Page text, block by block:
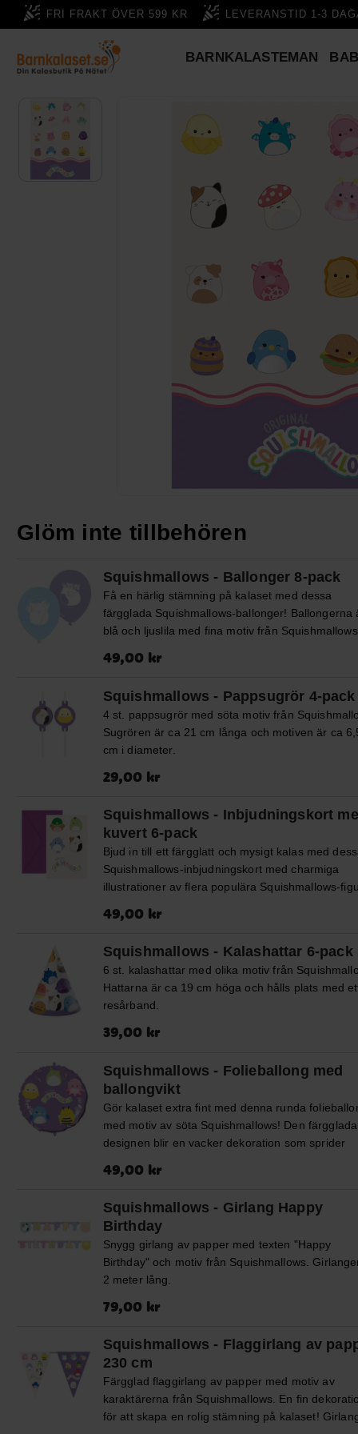
FRI FRAKT ÖVER 599 KR LEVERANSTID 1-3
BARNKALASTEMAN
Glöm inte tillbehören
Squishmallows - Ballonger 8-pack
Få en härlig stämning på kalaset med dessa
färgglada Squishmallows-ballonger! Ballongerna
blå och ljuslila med fina motiv från
Ballongerna blir ca 30 cm i diameter när dom är
du blåser upp med luft rekommenderar vi att du
använder en ballongpump.
Pris :49,00 kr
49,00 kr
Squishmallows - Pappsugrör 4-pack
4 st. pappsugrör med söta motiv från
Sugrören är ca 21 cm långa och motiven är ca
cm i diameter.
Pris :29,00 kr
29,00 kr
Squishmallows - Inbjudningskort
kuvert 6-pack
Bjud in till ett färgglatt och mysigt kalas med
Squishmallows-inbjudningskort med charmiga
illustrationer av flera populära Squishmallows-
karaktärerna. I förpackningen ingår även sex lila
för Squishmallows-tema
Pris :49,00 kr
49,00 kr
Squishmallows - Kalashattar 6-pack
6 st. kalashattar med olika motiv från
Hattarna är ca 19 cm höga och hålls plats med
resårband.
Pris :39,00 kr
39,00 kr
Squishmallows - Folieballong med
ballongvikt
Gör kalaset extra fint med denna runda
med motiv av söta Squishmallows! Den färgglada
designen blir en vacker dekoration som sprider
och kan fyllas med luft eller helium. Förpackningen
✔️ Kan fyllas med luft eller helium ✔️ Inkluderar
ballongvikt, snöre och sugrör
Pris :49,00 kr
49,00 kr
Squishmallows - Girlang Happy
Birthday
Snygg girlang av papper med texten "Happy
Birthday" och motiv från Squishmallows.
2 meter lång.
Pris :79,00 kr
79,00 kr
Squishmallows - Flaggirlang av
230 cm
Färgglad flaggirlang av papper med motiv av
karaktärerna från Squishmallows. En fin
för att skapa en rolig stämning på kalaset!